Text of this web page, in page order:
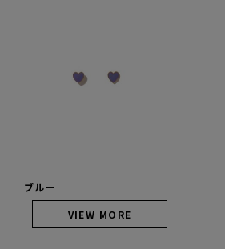
ブルー
VIEW MORE